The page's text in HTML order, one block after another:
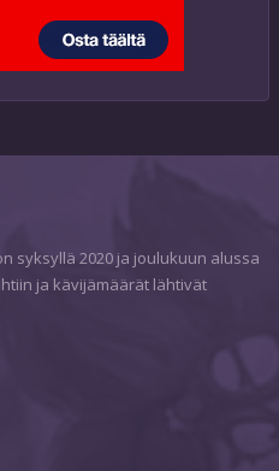
syksyllä 2020 ja joulukuun alussa
ja kävijämäärät lähtivät